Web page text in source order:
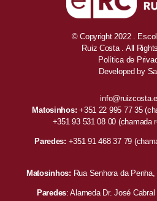
© Copyright 2022 .
Ruiz Costa . All
Política de
Developed by
Matosinhos: +351 22 995 77 35
+351 93 531 08 00 (chamada
Paredes: +351 91 468 37 79
Matosinhos: Rua Senhora da
Paredes: Alameda Dr. José